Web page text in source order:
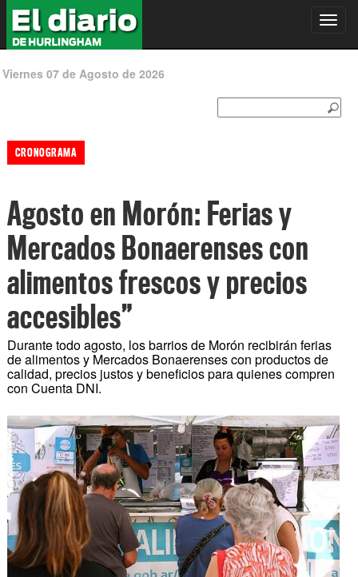
Viernes 07 de Agosto de 2026
CRONOGRAMA
Agosto en Morón: Ferias y
Mercados Bonaerenses con
alimentos frescos y precios
accesibles”
Durante todo agosto, los barrios de Morón recibirán ferias
de alimentos y Mercados Bonaerenses con productos de
calidad, precios justos y beneficios para quienes compren
con Cuenta DNI.